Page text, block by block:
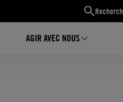
AGIR AVEC NOUS